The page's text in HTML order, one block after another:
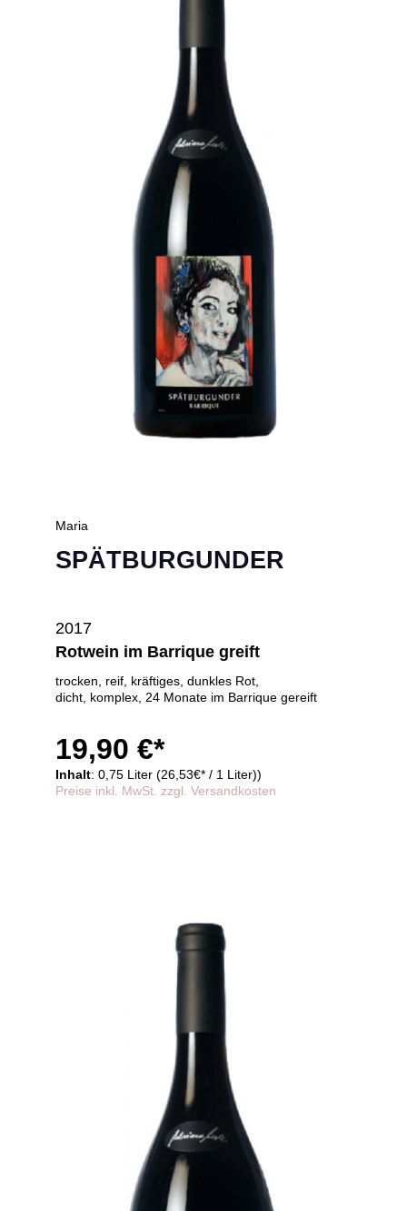
Maria
SPÄTBURGUNDER
2017
Rotwein im Barrique greift
trocken, reif, kräftiges, dunkles Rot,
dicht, komplex, 24 Monate im Barrique gereift
19,90 €*
Inhalt: 0,75 Liter (26,53€* / 1 Liter))
Preise inkl. MwSt. zzgl. Versandkosten